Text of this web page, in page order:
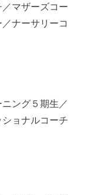
マザーズコー
ナーサリーコ
ング５期生／
ョナルコーチ